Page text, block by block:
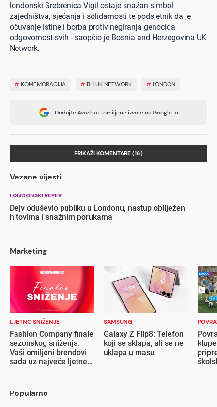
londonski Srebrenica Vigil ostaje snažan simbol
zajedništva, sjećanja i solidarnosti te podsjetnik da je
očuvanje istine i borba protiv negiranja genocida
odgovornost svih - saopćio je Bosnia and Herzegovina UK
Network.
# KOMEMORACIJA # BH UK NETWORK # LONDON
Dodajte Avaz.ba u omiljene izvore na Google-u.
PRIKAŽI KOMENTARE (16)
Vezane vijesti
LONDONSKI REPER
Dejv oduševio publiku u Londonu, nastup obilježen
hitovima i snažnim porukama
Marketing
LJETNO SNIŽENJE
Fashion Company finale
sezonskog sniženja:
Vaši omiljeni brendovi
sada uz najveće ljetne
SAMSUNG
Galaxy Z Flip8: Telefon
koji se sklapa, ali se ne
uklapa u masu
Popularno